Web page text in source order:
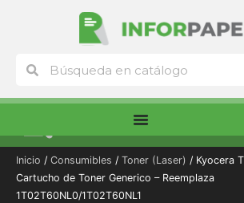
Buscar
Inicio / Consumibles / Toner (Laser) / Kyocera
Cartucho de Toner Generico – Reemplaza
1T02T60NL0/1T02T60NL1